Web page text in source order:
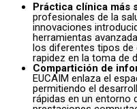
Práctica clínica más
profesionales de la
innovaciones
herramientas
los diferentes tipos de
rapidez en la toma de
Compartición de
EUCAIM enlaza el
permitiendo el
rápidas en un entorno